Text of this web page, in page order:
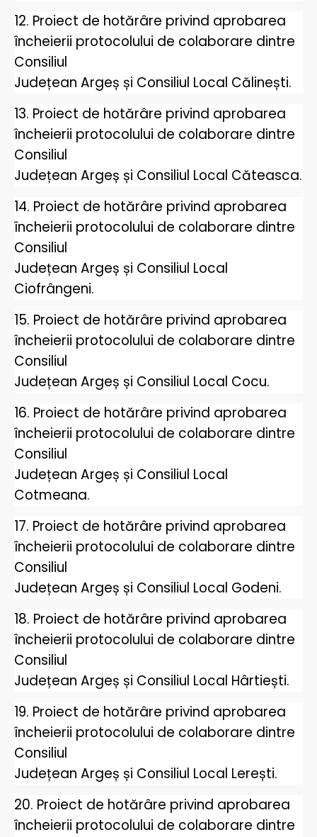
12. Proiect de hotărâre privind aprobarea
încheierii protocolului de colaborare dintre
Consiliul
Județean Argeș și Consiliul Local Călinești.
13. Proiect de hotărâre privind aprobarea
încheierii protocolului de colaborare dintre
Consiliul
Județean Argeș și Consiliul Local Căteasca.
14. Proiect de hotărâre privind aprobarea
încheierii protocolului de colaborare dintre
Consiliul
Județean Argeș și Consiliul Local
Ciofrângeni.
15. Proiect de hotărâre privind aprobarea
încheierii protocolului de colaborare dintre
Consiliul
Județean Argeș și Consiliul Local Cocu.
16. Proiect de hotărâre privind aprobarea
încheierii protocolului de colaborare dintre
Consiliul
Județean Argeș și Consiliul Local
Cotmeana.
17. Proiect de hotărâre privind aprobarea
încheierii protocolului de colaborare dintre
Consiliul
Județean Argeș și Consiliul Local Godeni.
18. Proiect de hotărâre privind aprobarea
încheierii protocolului de colaborare dintre
Consiliul
Județean Argeș și Consiliul Local Hârtiești.
19. Proiect de hotărâre privind aprobarea
încheierii protocolului de colaborare dintre
Consiliul
Județean Argeș și Consiliul Local Lerești.
20. Proiect de hotărâre privind aprobarea
încheierii protocolului de colaborare dintre